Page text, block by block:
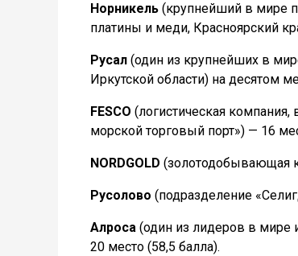
Норникель (крупнейший в мире
платины и меди, Красноярский
Русал (один из крупнейших в
Иркутской области) на десятом
FESCO (логистическая
морской торговый порт») — 16
NORDGOLD (золотодобывающая
Русолово (подразделение
Алроса (один из лидеров в мире
20 место (58,5 балла).